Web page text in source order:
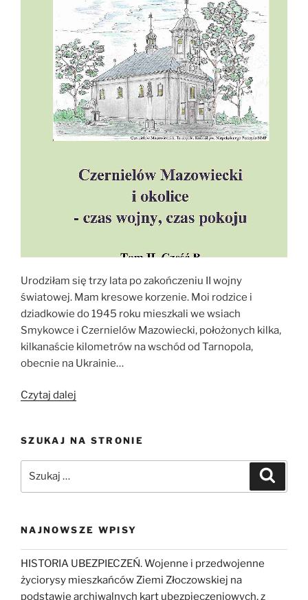
Urodziłam się trzy lata po zakończeniu II wojny
światowej. Mam kresowe korzenie. Moi rodzice i
dziadkowie do 1945 roku mieszkali we wsiach
Smykowce i Czernielów Mazowiecki, położonych kilka,
kilkanaście kilometrów na wschód od Tarnopola,
obecnie na Ukrainie…
Czytaj dalej
monografii
Czernielowa
koło
SZUKAJ NA STRONIE
NAJNOWSZE WPISY
HISTORIA UBEZPIECZEŃ. Wojenne i przedwojenne
życiorysy mieszkańców Ziemi Złoczowskiej na
podstawie archiwalnych kart ubezpieczeniowych, z